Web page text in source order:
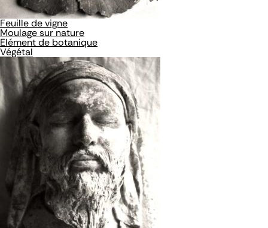
Feuille de vigne
Moulage sur nature
Elément de botanique
Végétal